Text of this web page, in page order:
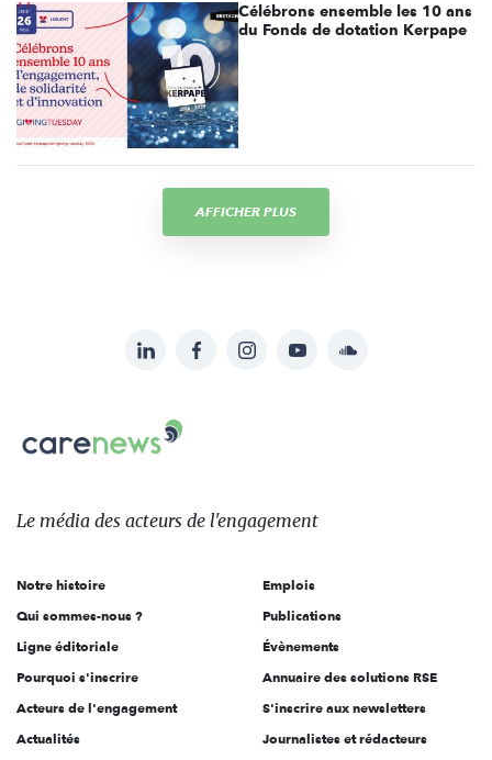
Célébrons ensemble les 10 ans
du Fonds de dotation Kerpape
AFFICHER PLUS
sur:
LinkedInFacebookInstagramYouTubeSoundcloud
Le
des
l'engagement
Le média des acteurs de l'engagement
Notre histoire
Qui sommes-nous ?
Ligne éditoriale
Pourquoi s'inscrire
Acteurs de l'engagement
Actualités
Emplois
Publications
Évènements
Annuaire des solutions RSE
S'inscrire aux newsletters
Journalistes et rédacteurs